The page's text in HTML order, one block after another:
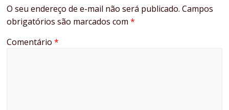
O seu endereço de e-mail não será publicado. Campos
obrigatórios são marcados com*
Comentário*